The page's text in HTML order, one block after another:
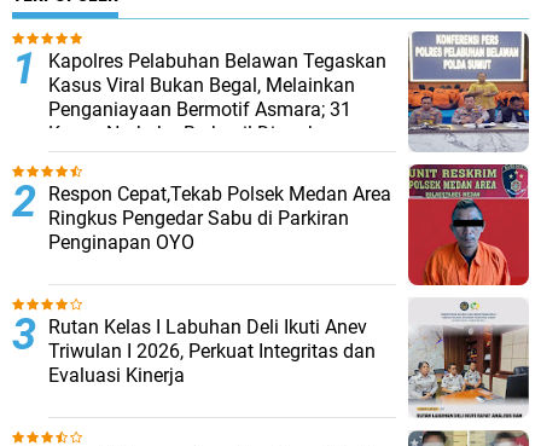
Kapolres Pelabuhan Belawan Tegaskan
Kasus Viral Bukan Begal, Melainkan
Penganiayaan Bermotif Asmara; 31
Kasus Narkoba Berhasil Diungkap
Respon Cepat,Tekab Polsek Medan Area
Ringkus Pengedar Sabu di Parkiran
Penginapan OYO
Rutan Kelas I Labuhan Deli Ikuti Anev
Triwulan I 2026, Perkuat Integritas dan
Evaluasi Kinerja